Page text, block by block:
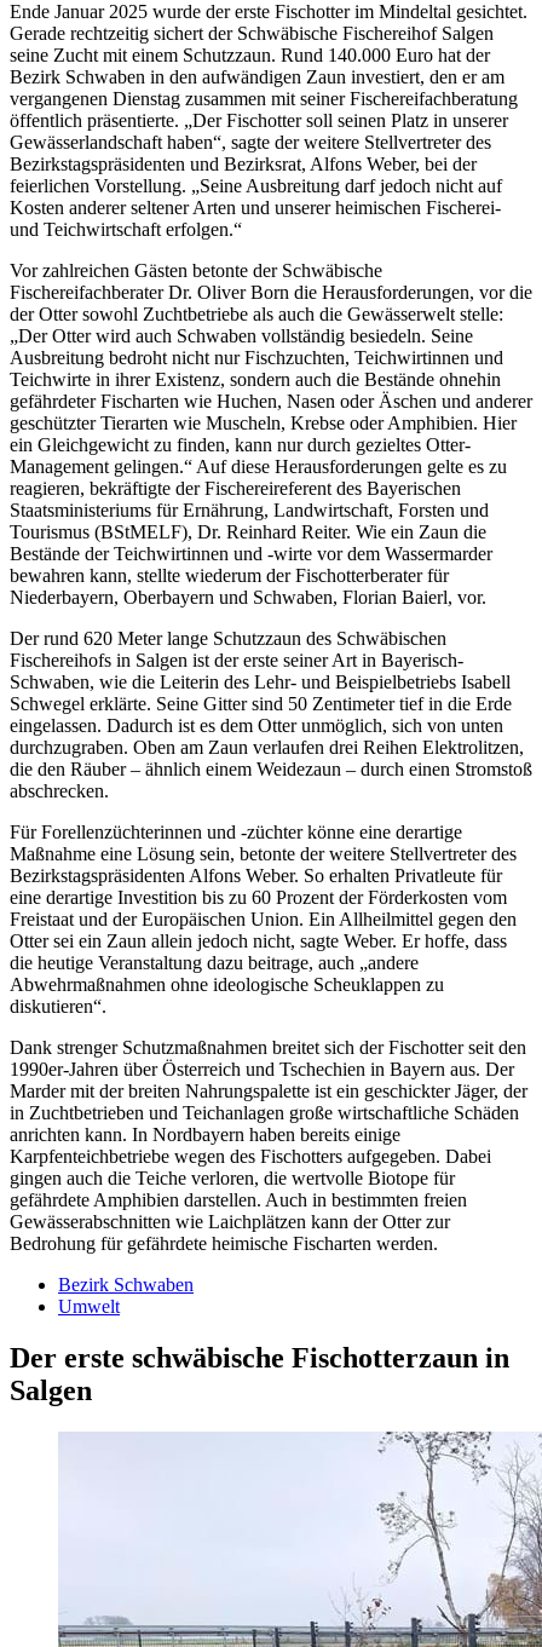
Ende Januar 2025 wurde der erste Fischotter im Mindeltal gesichtet.
Gerade rechtzeitig sichert der Schwäbische Fischereihof Salgen
seine Zucht mit einem Schutzzaun. Rund 140.000 Euro hat der
Bezirk Schwaben in den aufwändigen Zaun investiert, den er am
vergangenen Dienstag zusammen mit seiner Fischereifachberatung
öffentlich präsentierte. „Der Fischotter soll seinen Platz in unserer
Gewässerlandschaft haben“, sagte der weitere Stellvertreter des
Bezirkstagspräsidenten und Bezirksrat, Alfons Weber, bei der
feierlichen Vorstellung. „Seine Ausbreitung darf jedoch nicht auf
Kosten anderer seltener Arten und unserer heimischen Fischerei-
und Teichwirtschaft erfolgen.“
Vor zahlreichen Gästen betonte der Schwäbische
Fischereifachberater Dr. Oliver Born die Herausforderungen, vor die
der Otter sowohl Zuchtbetriebe als auch die Gewässerwelt stelle:
„Der Otter wird auch Schwaben vollständig besiedeln. Seine
Ausbreitung bedroht nicht nur Fischzuchten, Teichwirtinnen und
Teichwirte in ihrer Existenz, sondern auch die Bestände ohnehin
gefährdeter Fischarten wie Huchen, Nasen oder Äschen und anderer
geschützter Tierarten wie Muscheln, Krebse oder Amphibien. Hier
ein Gleichgewicht zu finden, kann nur durch gezieltes Otter-
Management gelingen.“ Auf diese Herausforderungen gelte es zu
reagieren, bekräftigte der Fischereireferent des Bayerischen
Staatsministeriums für Ernährung, Landwirtschaft, Forsten und
Tourismus (BStMELF), Dr. Reinhard Reiter. Wie ein Zaun die
Bestände der Teichwirtinnen und -wirte vor dem Wassermarder
bewahren kann, stellte wiederum der Fischotterberater für
Niederbayern, Oberbayern und Schwaben, Florian Baierl, vor.
Der rund 620 Meter lange Schutzzaun des Schwäbischen
Fischereihofs in Salgen ist der erste seiner Art in Bayerisch-
Schwaben, wie die Leiterin des Lehr- und Beispielbetriebs Isabell
Schwegel erklärte. Seine Gitter sind 50 Zentimeter tief in die Erde
eingelassen. Dadurch ist es dem Otter unmöglich, sich von unten
durchzugraben. Oben am Zaun verlaufen drei Reihen Elektrolitzen,
die den Räuber – ähnlich einem Weidezaun – durch einen Stromstoß
abschrecken.
Für Forellenzüchterinnen und -züchter könne eine derartige
Maßnahme eine Lösung sein, betonte der weitere Stellvertreter des
Bezirkstagspräsidenten Alfons Weber. So erhalten Privatleute für
eine derartige Investition bis zu 60 Prozent der Förderkosten vom
Freistaat und der Europäischen Union. Ein Allheilmittel gegen den
Otter sei ein Zaun allein jedoch nicht, sagte Weber. Er hoffe, dass
die heutige Veranstaltung dazu beitrage, auch „andere
Abwehrmaßnahmen ohne ideologische Scheuklappen zu
diskutieren“.
Dank strenger Schutzmaßnahmen breitet sich der Fischotter seit den
1990er-Jahren über Österreich und Tschechien in Bayern aus. Der
Marder mit der breiten Nahrungspalette ist ein geschickter Jäger, der
in Zuchtbetrieben und Teichanlagen große wirtschaftliche Schäden
anrichten kann. In Nordbayern haben bereits einige
Karpfenteichbetriebe wegen des Fischotters aufgegeben. Dabei
gingen auch die Teiche verloren, die wertvolle Biotope für
gefährdete Amphibien darstellen. Auch in bestimmten freien
Gewässerabschnitten wie Laichplätzen kann der Otter zur
Bedrohung für gefährdete heimische Fischarten werden.
Bezirk Schwaben
Umwelt
Der erste schwäbische Fischotterzaun in
Salgen